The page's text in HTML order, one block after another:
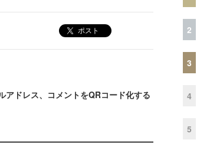
ポスト
ドレス、コメントをQRコード化する
2
3
4
5